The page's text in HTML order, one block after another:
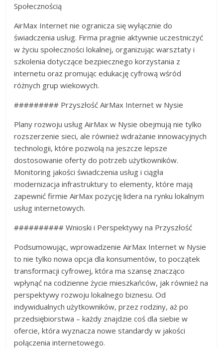
Społecznością
AirMax Internet nie ogranicza się wyłącznie do
świadczenia usług. Firma pragnie aktywnie uczestniczyć
w życiu społeczności lokalnej, organizując warsztaty i
szkolenia dotyczące bezpiecznego korzystania z
internetu oraz promując edukację cyfrową wśród
różnych grup wiekowych.
######### Przyszłość AirMax Internet w Nysie
Plany rozwoju usług AirMax w Nysie obejmują nie tylko
rozszerzenie sieci, ale również wdrażanie innowacyjnych
technologii, które pozwolą na jeszcze lepsze
dostosowanie oferty do potrzeb użytkowników.
Monitoring jakości świadczenia usług i ciągła
modernizacja infrastruktury to elementy, które mają
zapewnić firmie AirMax pozycję lidera na rynku lokalnym
usług internetowych.
########## Wnioski i Perspektywy na Przyszłość
Podsumowując, wprowadzenie AirMax Internet w Nysie
to nie tylko nowa opcja dla konsumentów, to początek
transformacji cyfrowej, która ma szansę znacząco
wpłynąć na codzienne życie mieszkańców, jak również na
perspektywy rozwoju lokalnego biznesu. Od
indywidualnych użytkowników, przez rodziny, aż po
przedsiębiorstwa – każdy znajdzie coś dla siebie w
ofercie, która wyznacza nowe standardy w jakości
połączenia internetowego.